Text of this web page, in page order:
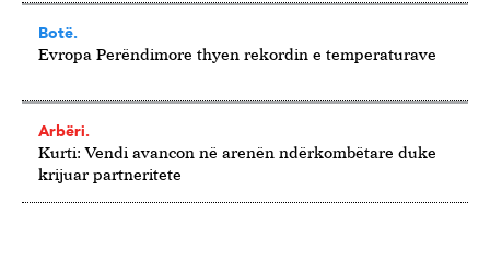
Botë.
Evropa Perëndimore thyen rekordin e temperaturave
Arbëri.
Kurti: Vendi avancon në arenën ndërkombëtare duke
krijuar partneritete